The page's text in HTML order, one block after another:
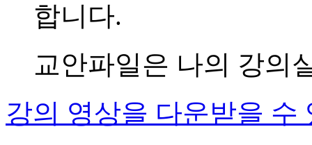
합니다.
교안파일은 나의 강의
강의 영상을 다운받을 수